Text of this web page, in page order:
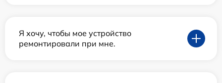
Я хочу, чтобы мое устройство
ремонтировали при мне.